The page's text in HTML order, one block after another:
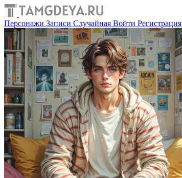
Персонажи Записи Случайная Войти Регистрация